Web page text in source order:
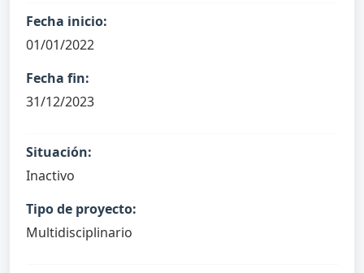
Fecha inicio:
01/01/2022
Fecha fin:
31/12/2023
Situación:
Inactivo
Tipo de proyecto:
Multidisciplinario